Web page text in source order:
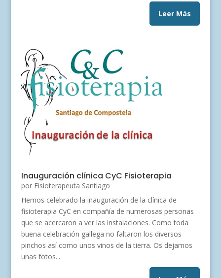
Leer Más
Inauguración clínica CyC Fisioterapia
por Fisioterapeuta Santiago
Hemos celebrado la inauguración de la clínica de
fisioterapia CyC en compañía de numerosas personas
que se acercaron a ver las instalaciones. Como toda
buena celebración gallega no faltaron los diversos
pinchos así como unos vinos de la tierra. Os dejamos
unas fotos...